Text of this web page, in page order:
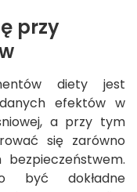
przy
diety jest
efektów w
a przy tym
się zarówno
być dokładne